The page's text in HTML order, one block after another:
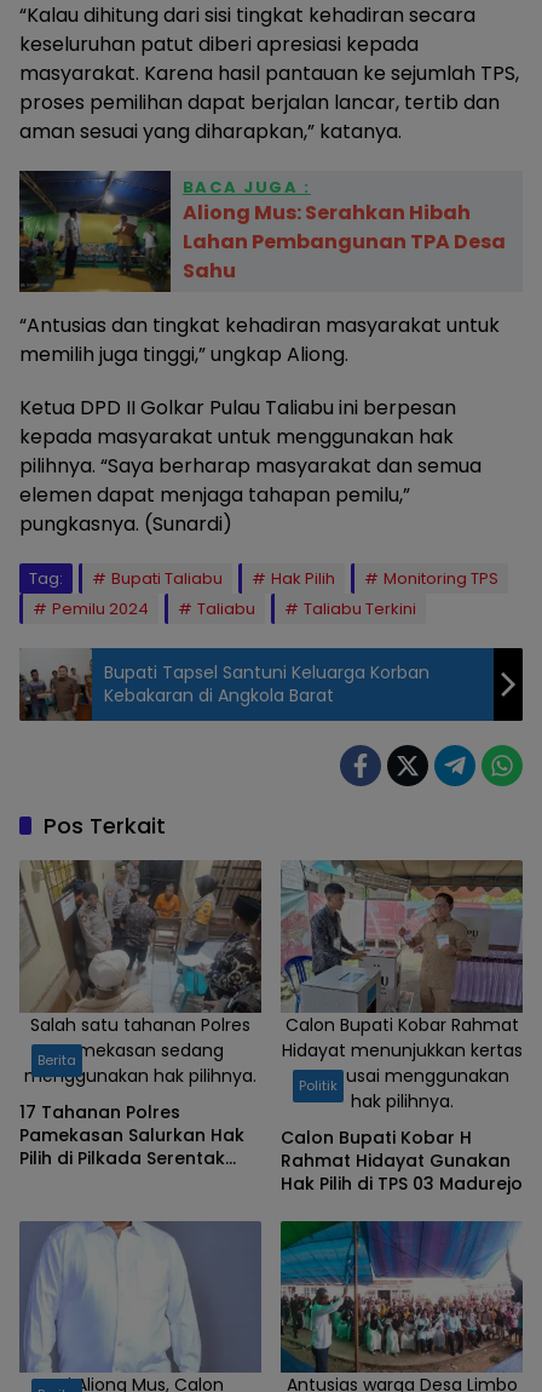
“Kalau dihitung dari sisi tingkat kehadiran secara
keseluruhan patut diberi apresiasi kepada
masyarakat. Karena hasil pantauan ke sejumlah TPS,
proses pemilihan dapat berjalan lancar, tertib dan
aman sesuai yang diharapkan,” katanya.
BACA JUGA :
Aliong Mus: Serahkan Hibah
Lahan Pembangunan TPA Desa
Sahu
“Antusias dan tingkat kehadiran masyarakat untuk
memilih juga tinggi,” ungkap Aliong.
Ketua DPD II Golkar Pulau Taliabu ini berpesan
kepada masyarakat untuk menggunakan hak
pilihnya. “Saya berharap masyarakat dan semua
elemen dapat menjaga tahapan pemilu,”
pungkasnya. (Sunardi)
Tag: Bupati Taliabu Hak Pilih
Monitoring TPS
Pemilu 2024
Taliabu Taliabu Terkini
Bupati Tapsel Santuni Keluarga Korban
Kebakaran di Angkola Barat
Pos Terkait
Salah satu tahanan Polres
Pamekasan sedang
menggunakan hak pilihnya.
Berita
17 Tahanan Polres
Pamekasan Salurkan Hak
Pilih di Pilkada Serentak
Calon Bupati Kobar Rahmat
Hidayat menunjukkan kertas
suara usai menggunakan
hak pilihnya.
Politik
Calon Bupati Kobar H
Rahmat Hidayat Gunakan
Hak Pilih di TPS 03 Madurejo
Hi Aliong Mus, Calon Antusias warga Desa Limbo